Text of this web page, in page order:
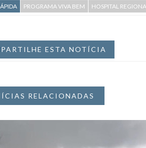
PROGRAMA VIVA BEM HOSPITAL
ESTA NOTÍCIA
RELACIONADAS